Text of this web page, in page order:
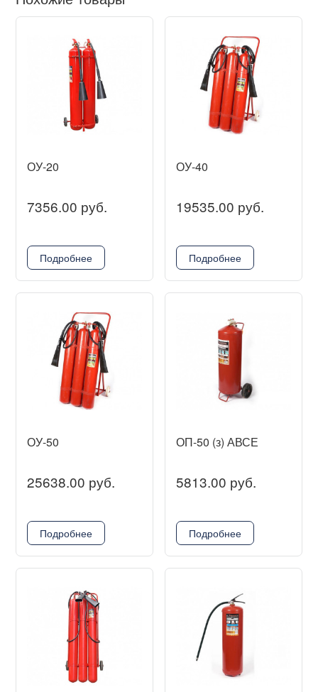
ОУ-20
7356.00 руб.
Подробнее
ОУ-40
19535.00 руб.
Подробнее
ОУ-50
25638.00 руб.
Подробнее
ОП-50 (з) АВСЕ
5813.00 руб.
Подробнее